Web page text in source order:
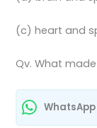
(c) heart
Qv. What